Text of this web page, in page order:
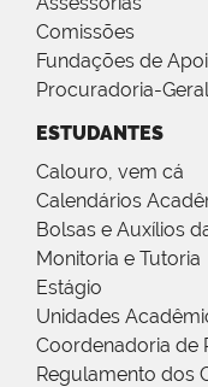
Comissões
Fundações de
Procuradoria-
ESTUDANTES
Calouro, vem cá
Calendários
Bolsas e Auxílios
Monitoria e Tutoria
Estágio
Unidades
Coordenadoria de
Regulamento dos